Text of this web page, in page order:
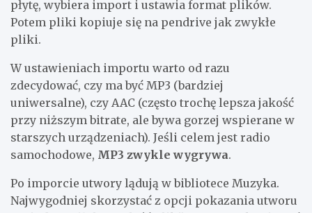
płytę, wybiera import i ustawia format plików.
Potem pliki kopiuje się na pendrive jak zwykłe
pliki.
W ustawieniach importu warto od razu
zdecydować, czy ma być MP3 (bardziej
uniwersalne), czy AAC (często trochę lepsza jakość
przy niższym bitrate, ale bywa gorzej wspierane w
starszych urządzeniach). Jeśli celem jest radio
samochodowe, MP3 zwykle wygrywa.
Po imporcie utwory lądują w bibliotece Muzyka.
Najwygodniej skorzystać z opcji pokazania utworu